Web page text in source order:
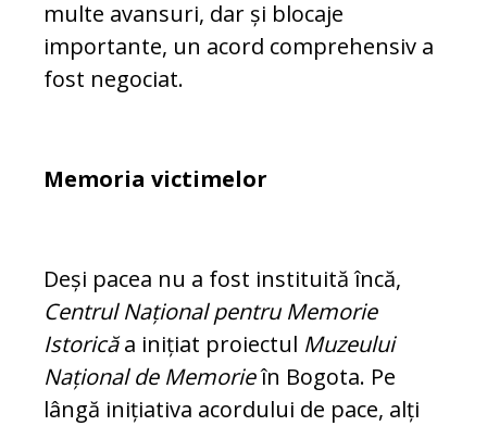
mul­te avansuri, dar și blocaje
importante, un acord comprehensiv a
fost negociat.
Memoria victimelor
Deși pacea nu a fost instituită încă,
Cen­trul Național pentru Memorie
Istoricăa inițiat proiectul Muzeului
Național de Me­morieîn Bogota. Pe
lângă inițiativa acor­dului de pace, alți